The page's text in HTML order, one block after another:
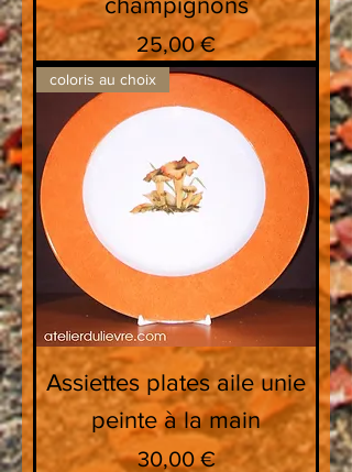
Prix
25,00 €
coloris au choix
Assiettes plates aile unie
peinte à la main
Prix
30,00 €